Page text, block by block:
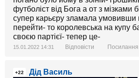
футболіст від Бога а от з мізками
супер карьєру зламала умовивши
перейти- то королевська на купу
своєю партієї- тепер це-
15.01.2022 14:31 Відповісти Посилання
+22 Дід Василь